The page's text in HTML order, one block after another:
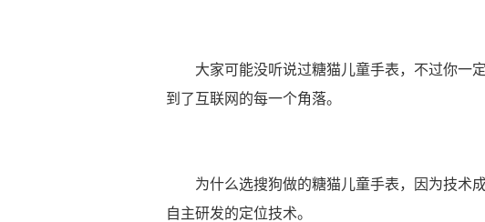
大家可能没听说过糖猫儿童手表，不过你一
到了互联网的每一个角落。
为什么选搜狗做的糖猫儿童手表，因为技术
自主研发的定位技术。